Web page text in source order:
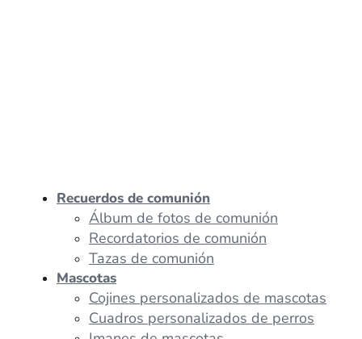
Recuerdos de comunión
Álbum de fotos de comunión
Recordatorios de comunión
Tazas de comunión
Mascotas
Cojines personalizados de mascotas
Cuadros personalizados de perros